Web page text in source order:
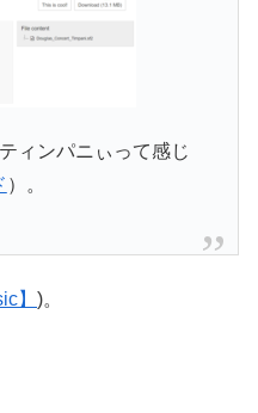
ィンパニぃって感じ
）。
】 )。